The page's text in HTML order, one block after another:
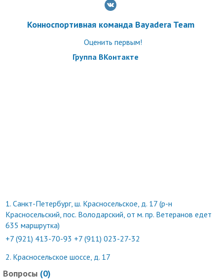
Дополнительные условия:
Для уверенных всадников активная прогулка шаг-рысь-
Время работы: ежедневнос 10:00 до 22:00 (до последнего
клиента).
Услуги (товары) предоставляются ИП Сапегин Дмитрий
Конноспортивная команда Bayadera Team
Оценить первым!
Группа ВКонтакте
1. Санкт-Петербург, ш. Красносельское, д. 17 (р-н
Красносельский, пос. Володарский, от м. пр. Ветеранов едет
635 маршрутка)
+7 (921) 413-70-93 +7 (911) 023-27-32
2. Красносельское шоссе, д. 17
Вопросы (0)